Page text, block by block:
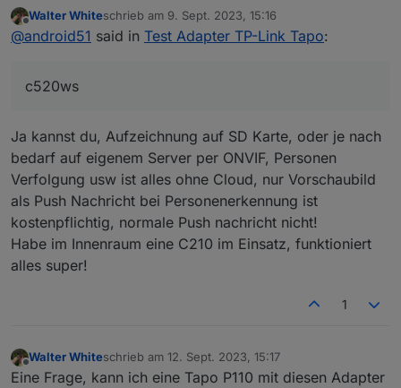
ich stehe vor der Anschaffung einer Kamera tapo
c520ws. Kann mir hier jemand sagen, ob ich die
der Visualisierung sehen oder kann man über
iobroker nur Einstellungen verändern?
Danke für eure Rückmeldungen.
Offline
Walter Whiteschrieb am 9. Sept. 2023, 15:16
zuletzt editiert von
@android51 said in Test Adapter TP-Link Tapo:
c520ws
Ja kannst du, Aufzeichnung auf SD Karte, oder je nach
bedarf auf eigenem Server per ONVIF, Personen
Verfolgung usw ist alles ohne Cloud, nur Vorschaubild
als Push Nachricht bei Personenerkennung ist
kostenpflichtig, normale Push nachricht nicht!
Habe im Innenraum eine C210 im Einsatz, funktioniert
alles super!
1
Offline
Walter Whiteschrieb am 12. Sept. 2023, 15:17
zuletzt editiert von
Eine Frage, kann ich eine Tapo P110 mit diesen Adapter